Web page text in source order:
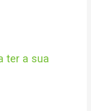
ter a sua